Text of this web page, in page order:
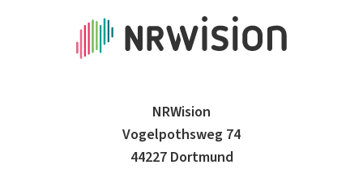
NRWision
Vogelpothsweg 74
44227 Dortmund